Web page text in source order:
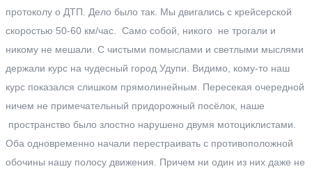
протоколу о ДТП. Дело было так. Мы двигались с крейсерской
скоростью 50-60 км/час. Само собой, никого не трогали и
никому не мешали. С чистыми помыслами и светлыми мыслями
держали курс на чудесный город Удупи. Видимо, кому-то наш
курс показался слишком прямолинейным. Пересекая очередной
ничем не примечательный придорожный посёлок, наше
пространство было злостно нарушено двумя мотоциклистами.
Оба одновременно начали перестраивать с противоположной
обочины нашу полосу движения. Причем ни один из них даже не